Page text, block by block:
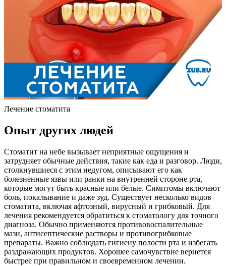
Лечение стоматита
Опыт других людей
Стоматит на небе вызывает неприятные ощущения и
затрудняет обычные действия, такие как еда и разговор. Люди,
столкнувшиеся с этим недугом, описывают его как
болезненные язвы или ранки на внутренней стороне рта,
которые могут быть красные или белые. Симптомы включают
боль, покалывание и даже зуд. Существует несколько видов
стоматита, включая афтозный, вирусный и грибковый. Для
лечения рекомендуется обратиться к стоматологу для точного
диагноза. Обычно применяются противовоспалительные
мази, антисептические растворы и противогрибковые
препараты. Важно соблюдать гигиену полости рта и избегать
раздражающих продуктов. Хорошее самочувствие вернется
быстрее при правильном и своевременном лечении.